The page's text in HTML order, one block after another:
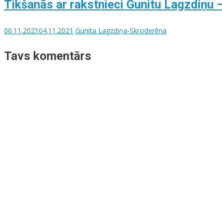
Tikšanās ar rakstnieci Gunitu Lagzdiņu
06.11.202104.11.2021 Gunita Lagzdiņa-Skroderēna
Tavs komentārs